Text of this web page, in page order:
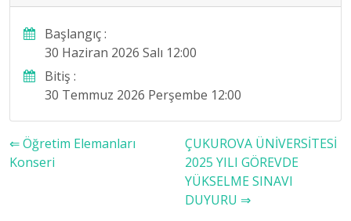
Başlangıç :
30 Haziran 2026 Salı 12:00
Bitiş :
30 Temmuz 2026 Perşembe 12:00
⇐ Öğretim Elemanları
Konseri
ÇUKUROVA ÜNİVERSİTESİ
2025 YILI GÖREVDE
YÜKSELME SINAVI
DUYURU ⇒